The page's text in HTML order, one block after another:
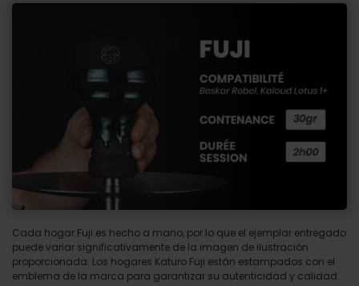
Cada hogar Fuji es hecho a mano, por lo que el ejemplar entregado
puede variar significativamente de la imagen de ilustración
proporcionada. Los hogares Katuro Fuji están estampados con el
emblema de la marca para garantizar su autenticidad y calidad.